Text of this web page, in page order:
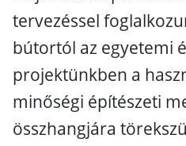
tervezéssel
bútortól az egyetemi
projektünkben a
minőségi építészeti
összhangjára